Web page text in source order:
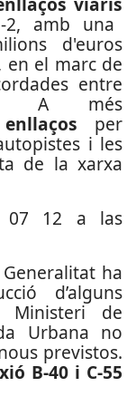
2, amb una
d'euros
en el marc de
entre
A més
per
i les
de la xarxa
Generalitat ha
d’alguns
Ministeri de
Urbana no
previstos.
B-40 i C-55